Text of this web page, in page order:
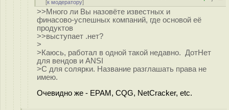
[к модератору]
>>Много ли Вы назовёте известных и
финасово-успешных компаний, где основой её
продуктов
>>выступает .нет?
>
>Каюсь, работал в одной такой недавно. ДотНет
для вендов и ANSI
>C для солярки. Название разглашать права не
имею.
Очевидно же - EPAM, CQG, NetCracker, etc.